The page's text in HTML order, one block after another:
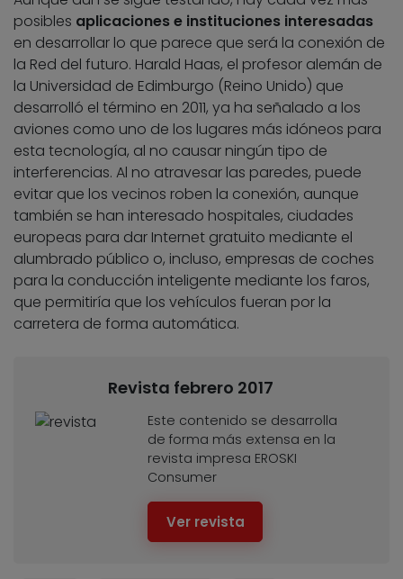
posibles aplicaciones e instituciones interesadas
en desarrollar lo que parece que será la conexión de
la Red del futuro. Harald Haas, el profesor alemán de
la Universidad de Edimburgo (Reino Unido) que
desarrolló el término en 2011, ya ha señalado a los
aviones como uno de los lugares más idóneos para
esta tecnología, al no causar ningún tipo de
interferencias. Al no atravesar las paredes, puede
evitar que los vecinos roben la conexión, aunque
también se han interesado hospitales, ciudades
europeas para dar Internet gratuito mediante el
alumbrado público o, incluso, empresas de coches
para la conducción inteligente mediante los faros,
que permitiría que los vehículos fueran por la
carretera de forma automática.
Revista febrero 2017
Este contenido se desarrolla
de forma más extensa en la
revista impresa EROSKI
Consumer
Ver revista